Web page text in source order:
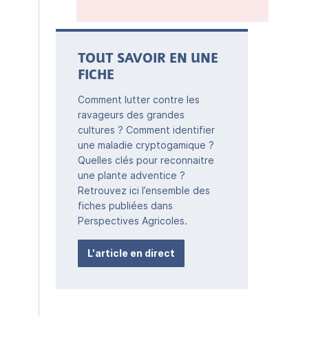
TOUT SAVOIR EN UNE
FICHE
Comment lutter contre les
ravageurs des grandes
cultures ? Comment identifier
une maladie cryptogamique ?
Quelles clés pour reconnaitre
une plante adventice ?
Retrouvez ici l’ensemble des
fiches publiées dans
Perspectives Agricoles.
L'article en direct